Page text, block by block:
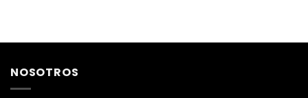
NOSOTROS